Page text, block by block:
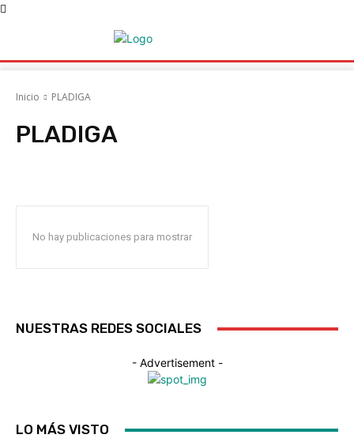
Inicio PLADIGA
PLADIGA
No hay publicaciones para mostrar
NUESTRAS REDES SOCIALES
- Advertisement -
LO MÁS VISTO